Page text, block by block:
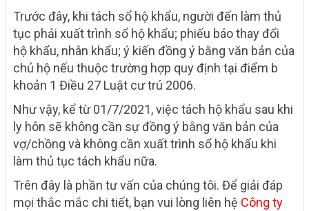
Trước đây, khi tách sổ hộ khẩu, người đến làm thủ
tục phải xuất trình sổ hộ khẩu; phiếu báo thay đổi
hộ khẩu, nhân khẩu; ý kiến đồng ý bằng văn bản của
chủ hộ nếu thuộc trường hợp quy định tại điểm b
khoản 1 Điều 27 Luật cư trú 2006.
Như vậy, kể từ 01/7/2021, việc tách hộ khẩu sau khi
ly hôn sẽ không cần sự đồng ý bằng văn bản của
vợ/chồng và không cần xuất trình sổ hộ khẩu khi
làm thủ tục tách khẩu nữa.
Trên đây là phần tư vấn của chúng tôi. Để giải đáp
mọi thắc mắc chi tiết, bạn vui lòng liên hệ Công ty